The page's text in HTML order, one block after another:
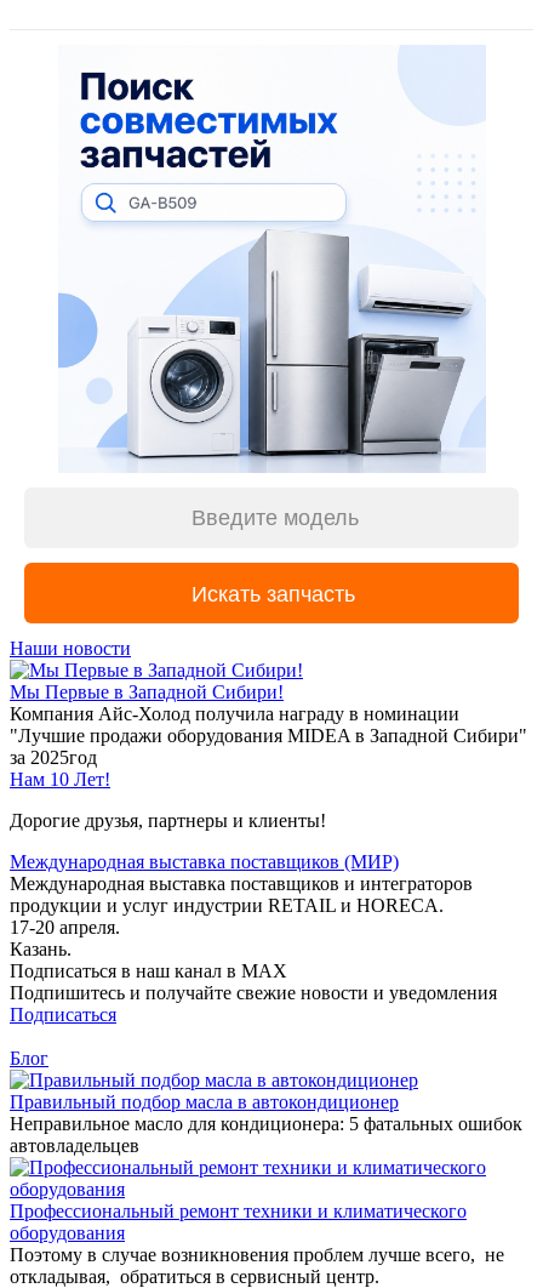
Наши новости
Мы Первые в Западной Сибири!
Компания Айс-Холод получила награду в номинации
"Лучшие продажи оборудования MIDEA в Западной Сибири"
за 2025год
Нам 10 Лет!
Дорогие друзья, партнеры и клиенты!
Международная выставка поставщиков (МИР)
Международная выставка поставщиков и интеграторов
продукции и услуг индустрии RETAIL и HORECA.
17-20 апреля.
Казань.
Подписаться в наш канал в MAX
Подпишитесь и получайте свежие новости и уведомления
Подписаться
Блог
Правильный подбор масла в автокондиционер
Неправильное масло для кондиционера: 5 фатальных ошибок
автовладельцев
Профессиональный ремонт техники и климатического
оборудования
Поэтому в случае возникновения проблем лучше всего, не
откладывая, обратиться в сервисный центр.